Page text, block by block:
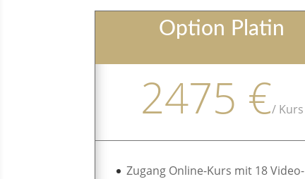
Option Platin
2475 €/Kurs
Zugang Online-Kurs mit 18 Video-